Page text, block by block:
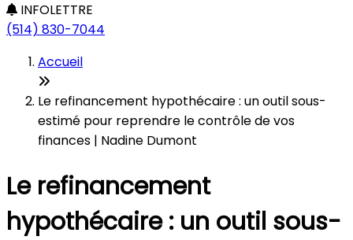
INFOLETTRE
(514) 830-7044
Accueil
Le refinancement hypothécaire : un outil sous-
estimé pour reprendre le contrôle de vos
finances | Nadine Dumont
Le refinancement
hypothécaire : un outil sous-